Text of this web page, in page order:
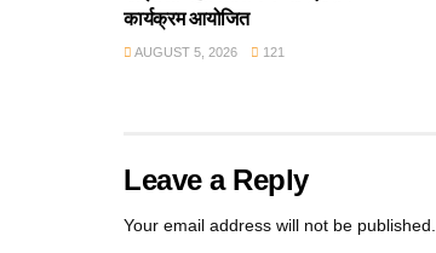
कार्यक्रम आयोजित
AUGUST 5, 2026 121
Leave a Reply
Your email address will not be published.